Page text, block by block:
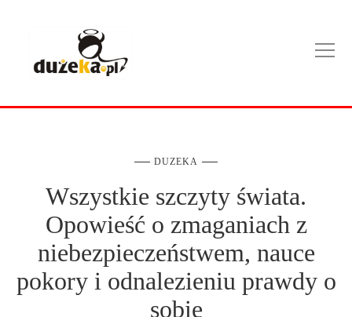
DUZEKA
Wszystkie szczyty świata.
Opowieść o zmaganiach z
niebezpieczeństwem, nauce
pokory i odnalezieniu prawdy o
sobie